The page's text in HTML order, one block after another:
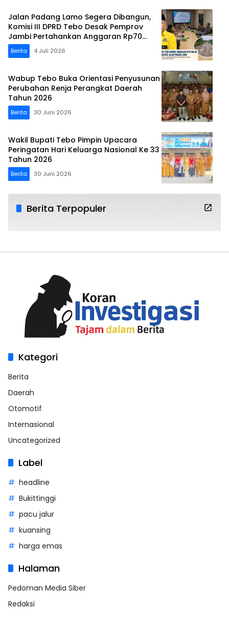
Jalan Padang Lamo Segera Dibangun,
Komisi III DPRD Tebo Desak Pemprov
Jambi Pertahankan Anggaran Rp70
Miliar
Berita 4 Juli 2026
Wabup Tebo Buka Orientasi Penyusunan
Perubahan Renja Perangkat Daerah
Tahun 2026
Berita 30 Juni 2026
Wakil Bupati Tebo Pimpin Upacara
Peringatan Hari Keluarga Nasional Ke 33
Tahun 2026
Berita 30 Juni 2026
Berita Terpopuler
Kategori
Berita
Daerah
Otomotif
Internasional
Uncategorized
Label
headline
Bukittinggi
pacu jalur
kuansing
harga emas
Halaman
Pedoman Media Siber
Redaksi